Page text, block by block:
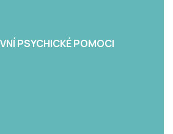
PSYCHICKÉ POMOCI